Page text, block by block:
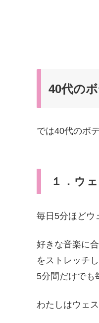
40代の
では40代のボ
１．ウ
毎日5分ほどウ
好きな音楽に
をストレッチ
5分間だけでも
わたしはウェ